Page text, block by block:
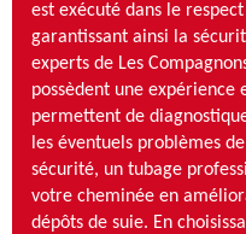
est exécuté dans le
garantissant ainsi la
experts de Les
possèdent une
permettent de
les éventuels problèmes
sécurité, un tubage
votre cheminée en
dépôts de suie. En